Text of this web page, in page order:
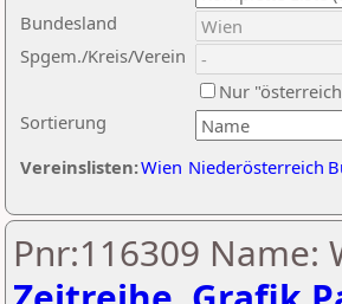
Sortierung
Bundesland
Spgem./Kreis/Verein
Nur
Vereinslisten:Wien Niederösterreich
Pnr:116309 Name: